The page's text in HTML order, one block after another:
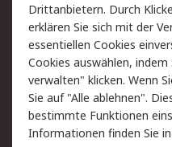
Rechtliches
AGB
Cookie-Richtlinie
Copyright/Impressum
Drittanbietern. Durch
erklären Sie sich mit der
essentiellen Cookies
Cookies auswählen,
verwalten" klicken. Wenn
Sie auf "Alle ablehnen".
bestimmte Funktionen
Informationen finden Sie